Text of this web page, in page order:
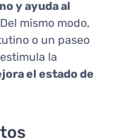
y ayuda al
mismo modo,
o un paseo
la
el estado de